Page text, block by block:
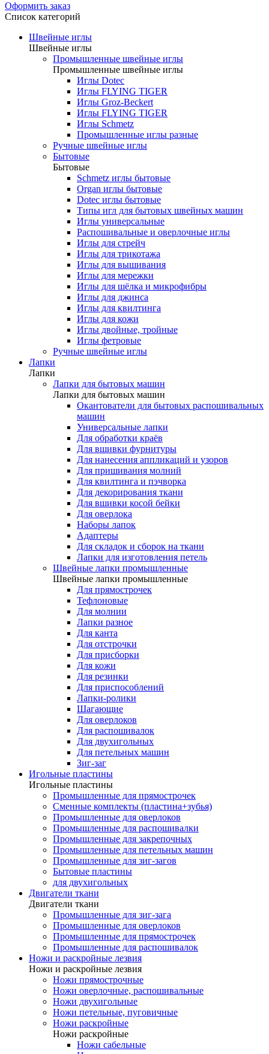
Оформить заказ
Список категорий
Швейные иглы
Швейные иглы
Промышленные швейные иглы
Промышленные швейные иглы
Иглы Dotec
Иглы FLYING TIGER
Иглы Groz-Beckert
Иглы FLYING TIGER
Иглы Schmetz
Промышленные иглы разные
Ручные швейные иглы
Бытовые
Бытовые
Schmetz иглы бытовые
Organ иглы бытовые
Dotec иглы бытовые
Типы игл для бытовых швейных машин
Иглы универсальные
Распошивальные и оверлочные иглы
Иглы для стрейч
Иглы для трикотажа
Иглы для вышивания
Иглы для мережки
Иглы для шёлка и микрофибры
Иглы для джинса
Иглы для квилтинга
Иглы для кожи
Иглы двойные, тройные
Иглы фетровые
Ручные швейные иглы
Лапки
Лапки
Лапки для бытовых машин
Лапки для бытовых машин
Окантователи для бытовых распошивальных
машин
Универсальные лапки
Для обработки краёв
Для вшивки фурнитуры
Для нанесения аппликаций и узоров
Для пришивания молний
Для квилтинга и пэчворка
Для декорирования ткани
Для вшивки косой бейки
Для оверлока
Наборы лапок
Адаптеры
Для складок и сборок на ткани
Лапки для изготовления петель
Швейные лапки промышленные
Швейные лапки промышленные
Для прямострочек
Тефлоновые
Для молнии
Лапки разное
Для канта
Для отстрочки
Для присборки
Для кожи
Для резинки
Для приспособлений
Лапки-ролики
Шагающие
Для оверлоков
Для распошивалок
Для двухигольных
Для петельных машин
Зиг-заг
Игольные пластины
Игольные пластины
Промышленные для прямострочек
Сменные комплекты (пластина+зубья)
Промышленные для оверлоков
Промышленные для распошивалки
Промышленные для закрепочных
Промышленные для петельных машин
Промышленные для зиг-загов
Бытовые пластины
для двухигольных
Двигатели ткани
Двигатели ткани
Промышленные для зиг-зага
Промышленные для оверлоков
Промышленные для прямострочек
Промышленные для распошивалок
Ножи и раскройные лезвия
Ножи и раскройные лезвия
Ножи прямострочные
Ножи оверлочные, распошивальные
Ножи двухигольные
Ножи петельные, пуговичные
Ножи раскройные
Ножи раскройные
Ножи сабельные